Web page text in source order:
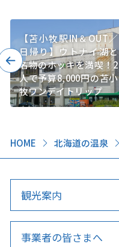
HOME 北海道の温泉
【苫小牧駅IN＆OUT／
日帰り】ウトナイ湖と
名物のホッキを満喫！2
人で予算8,000円の苫小
牧ワンデイトリップ
観光案内
事業者の皆さまへ